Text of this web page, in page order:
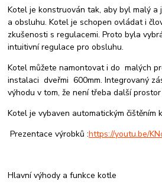
Kotel je konstruován tak, aby byl malý
a obsluhu. Kotel je schopen ovládat i
zkušenosti s regulacemi. Proto byla
intuitivní regulace pro obsluhu.
Kotel můžete namontovat i do malých
instalaci dveřmi 600mm. Integrovaný
výhodu v tom, že není třeba další
Kotel je vybaven automatickým čištěním
Prezentace výrobků :https://youtu.be/
Hlavní výhody a funkce kotle